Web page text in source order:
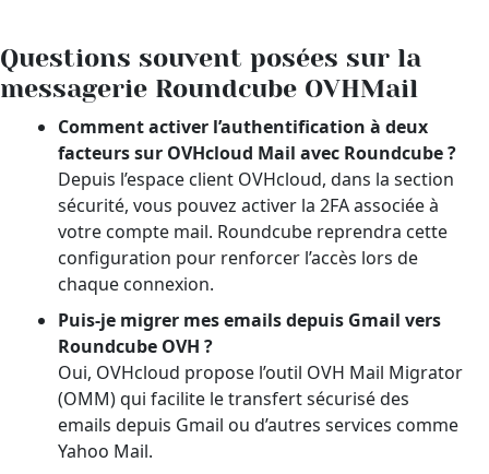
Questions souvent posées sur la
messagerie Roundcube OVHMail
Comment activer l’authentification à deux
facteurs sur OVHcloud Mail avec Roundcube ?
Depuis l’espace client OVHcloud, dans la section
sécurité, vous pouvez activer la 2FA associée à
votre compte mail. Roundcube reprendra cette
configuration pour renforcer l’accès lors de
chaque connexion.
Puis-je migrer mes emails depuis Gmail vers
Roundcube OVH ?
Oui, OVHcloud propose l’outil OVH Mail Migrator
(OMM) qui facilite le transfert sécurisé des
emails depuis Gmail ou d’autres services comme
Yahoo Mail.